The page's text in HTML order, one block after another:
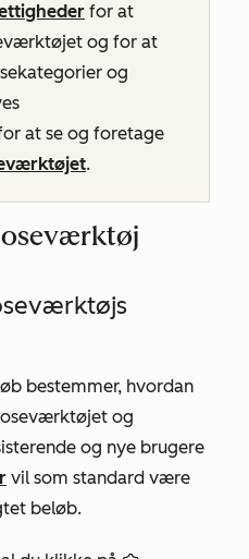
for at
og for at
og
at se og foretage
.
bestemmer, hvordan
og
og nye brugere
vil som standard være
beløb.